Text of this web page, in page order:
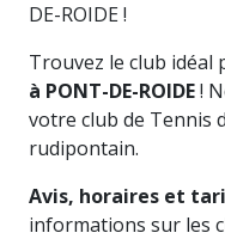
DE-ROIDE !
Trouvez le club idéal
à PONT-DE-ROIDE!
votre club de Tennis
rudipontain.
Avis, horaires et
informations sur les